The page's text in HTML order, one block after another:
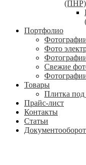
(ПНР)
Портфолио
Фото
Свежие
Товары
Плитка
Прайс-лист
Контакты
Статьи
Документооборот